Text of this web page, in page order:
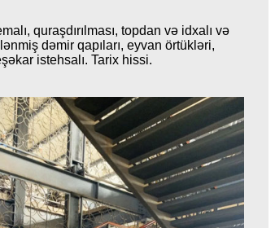
quraşdırılması, topdan və idxalı və
dəmir qapıları, eyvan örtükləri,
istehsalı. Tarix hissi.